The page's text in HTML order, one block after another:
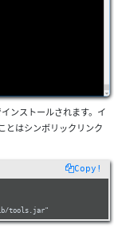
ンストールされます。イ
とはシンボリックリンク
Copy!
lib/tools.jar"